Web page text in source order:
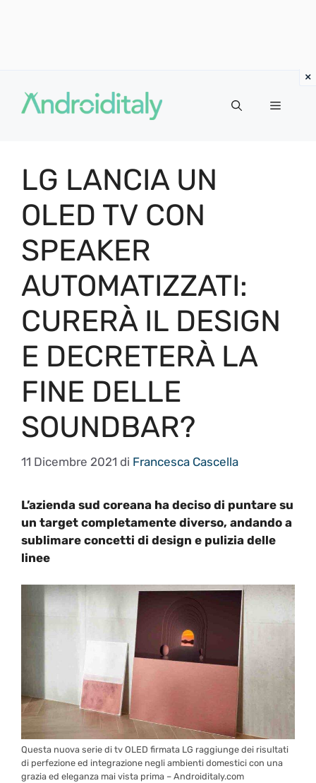
contenuto
MENU
LG LANCIA UN
OLED TV CON
SPEAKER
AUTOMATIZZATI:
CURERÀ IL DESIGN
E DECRETERÀ LA
FINE DELLE
SOUNDBAR?
11 Dicembre 2021 di Francesca Cascella
L’azienda sud coreana ha deciso di puntare su
un target completamente diverso, andando a
sublimare concetti di design e pulizia delle
linee
Questa nuova serie di tv OLED firmata LG raggiunge dei risultati
di perfezione ed integrazione negli ambienti domestici con una
grazia ed eleganza mai vista prima – Androiditaly.com